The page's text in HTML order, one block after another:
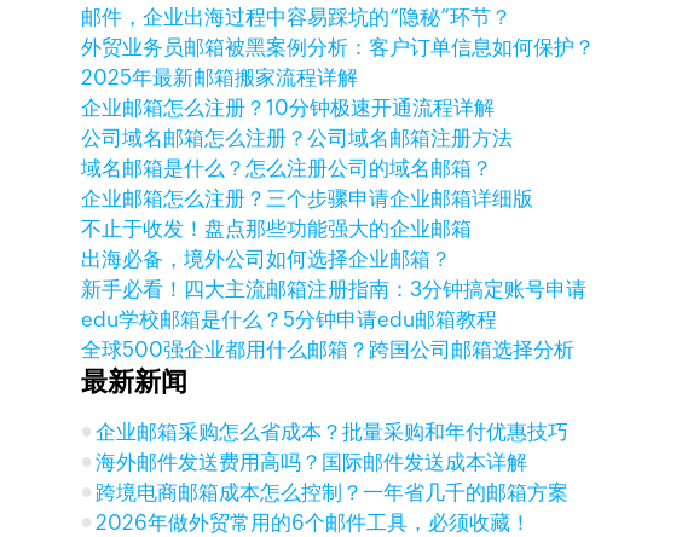
邮件，企业出海过程中容易踩坑的“隐秘”环节？
外贸业务员邮箱被黑案例分析：客户订单信息如何保护？
2025年最新邮箱搬家流程详解
企业邮箱怎么注册？10分钟极速开通流程详解
公司域名邮箱怎么注册？公司域名邮箱注册方法
域名邮箱是什么？怎么注册公司的域名邮箱？
企业邮箱怎么注册？三个步骤申请企业邮箱详细版
不止于收发！盘点那些功能强大的企业邮箱
出海必备，境外公司如何选择企业邮箱？
新手必看！四大主流邮箱注册指南：3分钟搞定账号申请
edu学校邮箱是什么？5分钟申请edu邮箱教程
全球500强企业都用什么邮箱？跨国公司邮箱选择分析
最新新闻
企业邮箱采购怎么省成本？批量采购和年付优惠技巧
海外邮件发送费用高吗？国际邮件发送成本详解
跨境电商邮箱成本怎么控制？一年省几千的邮箱方案
2026年做外贸常用的6个邮件工具，必须收藏！